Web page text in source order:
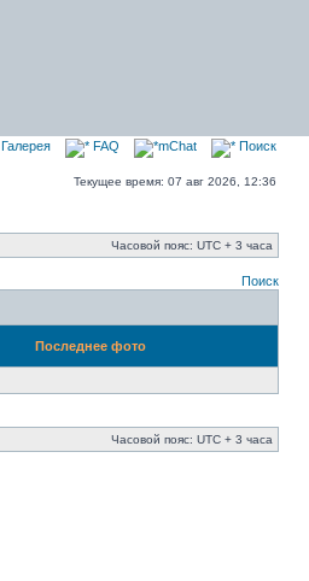
Галерея FAQ mChat Поиск
Текущее время: 07 авг 2026, 12:36
Часовой пояс: UTC + 3 часа
Поиск
Последнее фото
Часовой пояс: UTC + 3 часа